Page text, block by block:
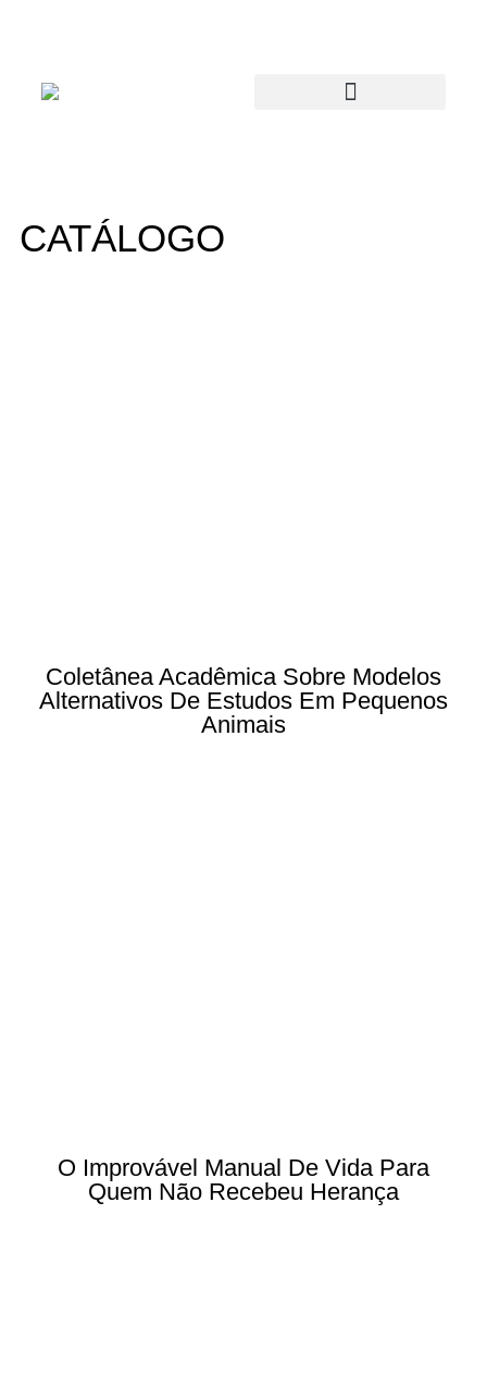
CATÁLOGO
Coletânea Acadêmica Sobre Modelos
Alternativos De Estudos Em Pequenos
Animais
O Improvável Manual De Vida Para
Quem Não Recebeu Herança